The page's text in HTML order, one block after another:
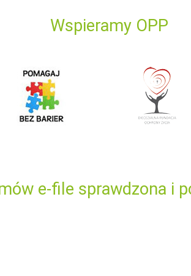
Wspieramy OPP
e-file sprawdzona i